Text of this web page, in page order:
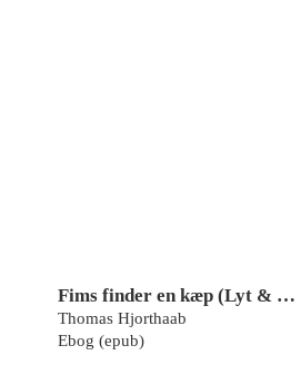
Fims finder en kæp (Lyt & Læs)
Thomas Hjorthaab
Ebog (epub)